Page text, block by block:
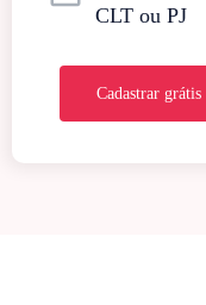
CLT ou PJ
Cadastrar grátis